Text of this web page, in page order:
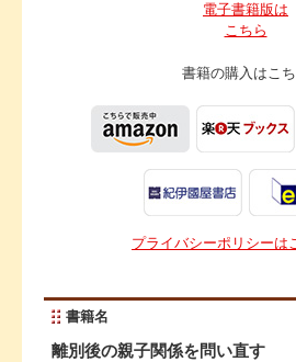
電子書籍版は
こちら
書籍の購入はこ
プライバシーポリシーは
書籍名
離別後の親子関係を問い直す